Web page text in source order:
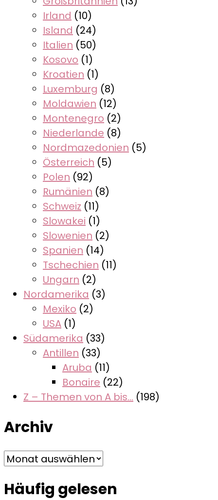
Irland (10)
Island (24)
Italien (50)
Kosovo (1)
Kroatien (1)
Luxemburg (8)
Moldawien (12)
Montenegro (2)
Niederlande (8)
Nordmazedonien (5)
Österreich (5)
Polen (92)
Rumänien (8)
Schweiz (11)
Slowakei (1)
Slowenien (2)
Spanien (14)
Tschechien (11)
Ungarn (2)
Nordamerika (3)
Mexiko (2)
USA (1)
Südamerika (33)
Antillen (33)
Aruba (11)
Bonaire (22)
Z – Themen von A bis… (198)
Archiv
Archiv
Häufig gelesen